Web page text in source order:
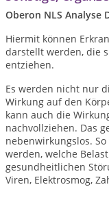
Oberon NLS Analyse
Hiermit können
darstellt werden, die
entziehen.
Es werden nicht nur
Wirkung auf den
kann auch die
nachvollziehen. Das
nebenwirkungslos.
werden, welche
gesundheitlichen
Viren, Elektrosmog,